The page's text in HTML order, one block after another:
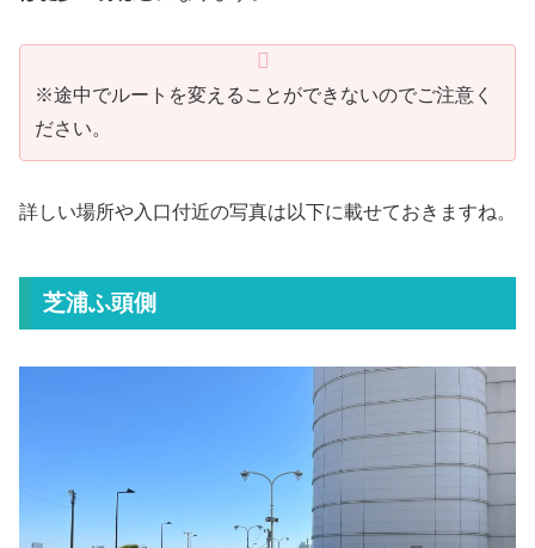
※途中でルートを変えることができないのでご注意く
ださい。
詳しい場所や入口付近の写真は以下に載せておきますね。
芝浦ふ頭側